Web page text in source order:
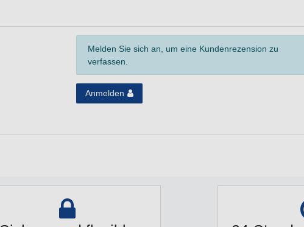
Melden Sie sich an, um eine Kundenrezension zu
verfassen.
Anmelden